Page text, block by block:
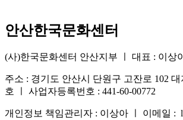
안산한국문화센터
(사)한국문화센터 안산지부 ㅣ 대표 : 이상
주소 : 경기도 안산시 단원구 고잔로 102
호 ㅣ 사업자등록번호 : 441-60-00772
개인정보 책임관리자 : 이상아 ㅣ 이메일 :